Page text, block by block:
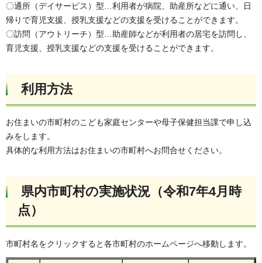
〇通所（デイサービス）型…利用者が病院、助産所などに通い、日
帰りで育児支援、授乳支援などの支援を受けることができます。
〇訪問（アウトリーチ）型…助産師などが利用者の居宅を訪問し、
育児支援、授乳支援などの支援を受けることができます。
利用方法
お住まいの市町村のこども家庭センターや母子保健担当課で申し込
みをします。
具体的な利用方法はお住まいの市町村へお問合せください。
県内市町村の実施状況（令和7年4月時
点）
市町村名をクリックすると各市町村のホームページへ移動します。